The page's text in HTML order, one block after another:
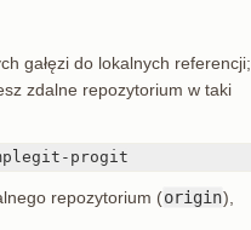
gałęzi do lokalnych referencji;
zdalne repozytorium w taki
progit
repozytorium (origin),